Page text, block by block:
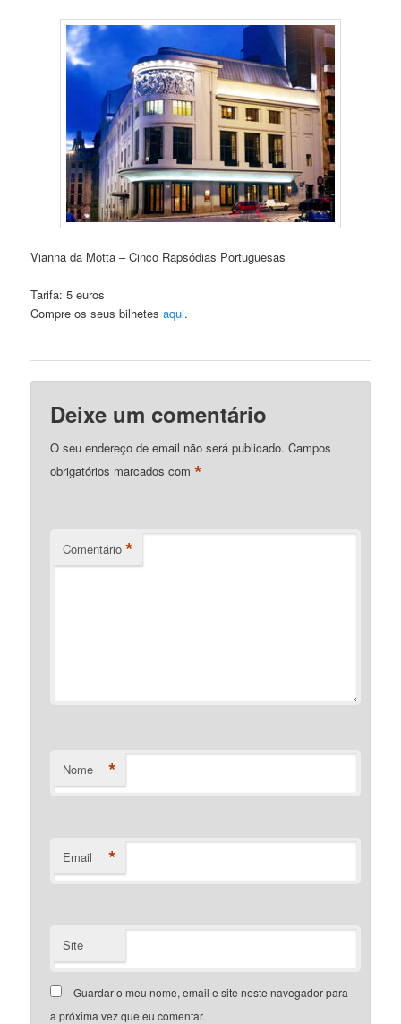
Vianna da Motta – Cinco Rapsódias Portuguesas
Tarifa: 5 euros
Compre os seus bilhetesaqui.
Deixe um comentário
O seu endereço de email não será publicado. Campos
obrigatórios marcados com*
Comentário *
Nome *
Email *
Site
Guardar o meu nome, email e site neste navegador para
a próxima vez que eu comentar.